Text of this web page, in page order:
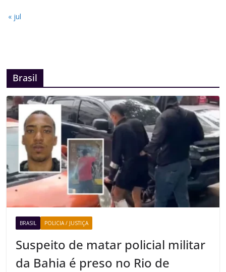
« jul
Brasil
BRASIL POLICIA / JUSTIÇA
Suspeito de matar policial militar
da Bahia é preso no Rio de